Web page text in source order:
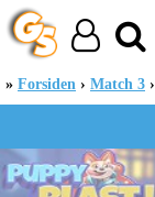
Forsiden Match 3